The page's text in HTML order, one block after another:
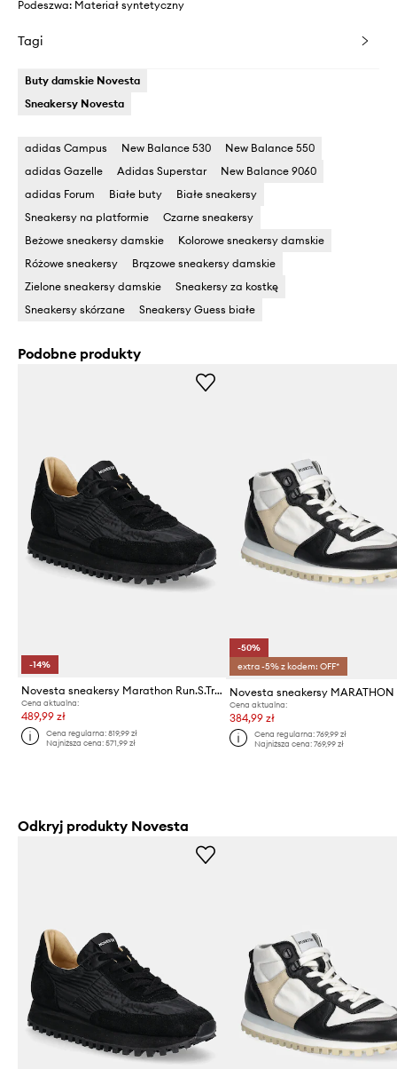
Podeszwa: Materiał syntetyczny
Tagi
Buty damskie Novesta
Sneakersy Novesta
adidas Campus New Balance 530
New Balance 550
adidas Gazelle
Adidas Superstar
New Balance 9060
adidas Forum
Białe buty
Białe sneakersy
Sneakersy na platformie
Czarne sneakersy
Beżowe sneakersy damskie
Kolorowe sneakersy damskie
Różowe sneakersy
Brązowe sneakersy damskie
Zielone sneakersy damskie
Sneakersy za kostkę
Sneakersy skórzane
Sneakersy Guess białe
Podobne produkty
-14%
Novesta sneakersy Marathon Run.S.Trail
Cena aktualna:
489,99 zł
Cena regularna:819,99 zł
Najniższa cena:571,99 zł
-50%
extra -5% z kodem: OFF*
Novesta sneakersy MARATHON
Cena aktualna:
384,99 zł
Cena regularna: 769,99 zł
Najniższa cena: 769,99 zł
Odkryj produkty Novesta